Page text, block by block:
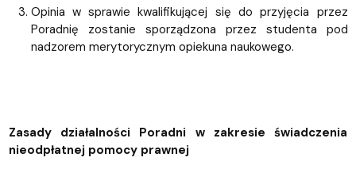
Opinia w sprawie kwalifikującej się do przyjęcia przez
Poradnię zostanie sporządzona przez studenta pod
nadzorem merytorycznym opiekuna naukowego.
Zasady działalności Poradni w zakresie świadczenia
nieodpłatnej pomocy prawnej